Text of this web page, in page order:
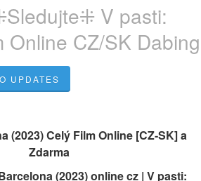
V pasti:
CZ/SK Dabing
UPDATES
(2023) Celý Film Online [CZ-SK] a
Zdarma
(2023) online cz | V pasti: